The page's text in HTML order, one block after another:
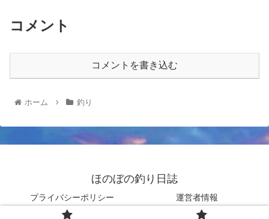
コメント
コメントを書き込む
ホーム 釣り
ほのぼの釣り日誌
プライバシーポリシー 運営者情報